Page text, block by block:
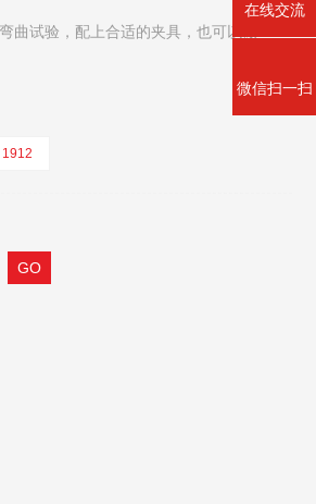
试验，配上合适的夹具，也可以做
1912
在线交流
微信扫一扫